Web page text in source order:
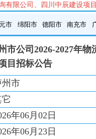
司、四川中辰建
市 绵阳市 德阳市 南充市
市 德阳市 南充市 广
市 泸州市 宜宾市
市 雅安市 阿坝州 甘
市公司2026-2027年物
目招标公告
州市
年06月02日
年06月23日